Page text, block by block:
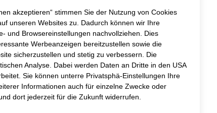
akzeptieren“ stimmen Sie der Nutzung von Cookies
unseren Websites zu. Dadurch können wir Ihre
und Browsereinstellungen nachvollziehen. Dies
Werbeanzeigen bereitzustellen sowie die
sicherzustellen und stetig zu verbessern. Die
Analyse. Dabei werden Daten an Dritte in den USA
Sie können unterre Privatsphä-Einstellungen Ihre
Informationen auch für einzelne Zwecke oder
dort jederzeit für die Zukunft widerrufen.
UND PREISE